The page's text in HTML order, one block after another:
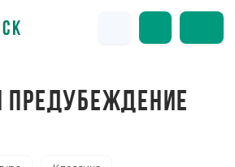
ПРЕДУБЕЖДЕНИЕ